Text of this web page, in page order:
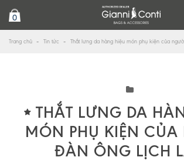
0
Trang chủ Tin tức Thắt lưng da hàng hiệu món phụ kiện của
THẮT LƯNG DA
MÓN PHỤ KIỆN
ĐÀN ÔNG LỊCH